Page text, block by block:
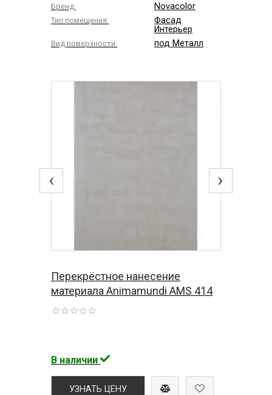
Бренд: Novacolor
Тип помещения:
Фасад
Интерьер
Вид поверхности: под Металл
‹ ›
Перекрёстное нанесение
материала Animamundi AMS 414
В наличии
УЗНАТЬ ЦЕНУ